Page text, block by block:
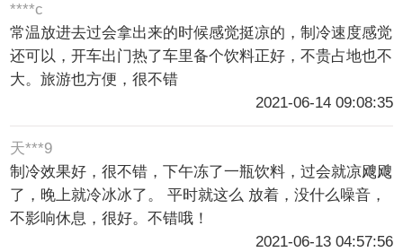
****c
常温放进去过会拿出来的时候感觉挺凉的，制冷速度感觉
还可以，开车出门热了车里备个饮料正好，不贵占地也不
大。旅游也方便，很不错
2021-06-14 09:08:35
天***9
制冷效果好，很不错，下午冻了一瓶饮料，过会就凉飕飕
了，晚上就冷冰冰了。 平时就这么 放着，没什么噪音，
不影响休息，很好。不错哦！
2021-06-13 04:57:56